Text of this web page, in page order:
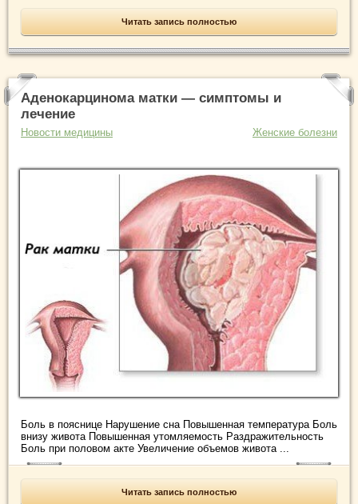
Читать запись полностью
Аденокарцинома матки — симптомы и
лечение
Новости медицины Женские болезни
Боль в пояснице Нарушение сна Повышенная температура Боль
внизу живота Повышенная утомляемость Раздражительность
Боль при половом акте Увеличение объемов живота ...
Читать запись полностью